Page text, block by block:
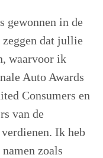
gewonnen in de
dat jullie
waarvoor ik
Auto Awards
Consumers en
van de
Ik heb
zoals